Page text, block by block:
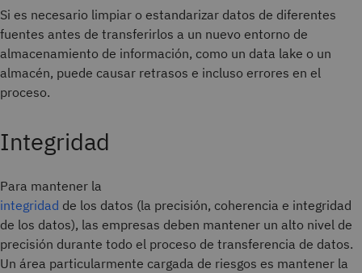
Si es necesario limpiar o estandarizar datos de diferentes
fuentes antes de transferirlos a un nuevo entorno de
almacenamiento de información, como un data lake o un
almacén, puede causar retrasos e incluso errores en el
proceso.
Integridad
Para mantener la
integridad de los datos (la precisión, coherencia e integridad
de los datos), las empresas deben mantener un alto nivel de
precisión durante todo el proceso de transferencia de datos.
Un área particularmente cargada de riesgos es mantener la